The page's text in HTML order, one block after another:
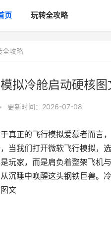
页 玩转全攻略
全攻略
拟冷舱启动硬核图
• 更新时间：2026-07-08
真正的飞行模拟爱慕者而言
当我们打开微软飞行模拟，
玩家，而是肩负着整架飞机
沉睡中唤醒这头钢铁巨兽。
文